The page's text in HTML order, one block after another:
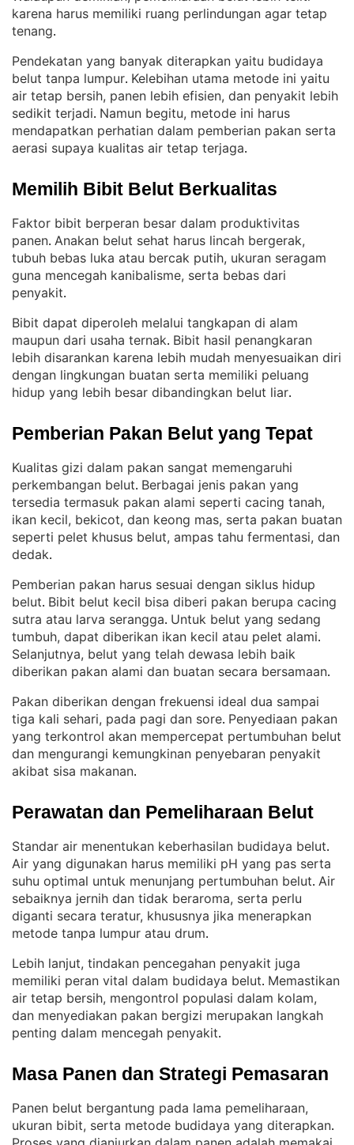
karena harus memiliki ruang perlindungan agar tetap
tenang.
Pendekatan yang banyak diterapkan yaitu budidaya
belut tanpa lumpur. Kelebihan utama metode ini yaitu
air tetap bersih, panen lebih efisien, dan penyakit lebih
sedikit terjadi. Namun begitu, metode ini harus
mendapatkan perhatian dalam pemberian pakan serta
aerasi supaya kualitas air tetap terjaga.
Memilih Bibit Belut Berkualitas
Faktor bibit berperan besar dalam produktivitas
panen. Anakan belut sehat harus lincah bergerak,
tubuh bebas luka atau bercak putih, ukuran seragam
guna mencegah kanibalisme, serta bebas dari
penyakit.
Bibit dapat diperoleh melalui tangkapan di alam
maupun dari usaha ternak. Bibit hasil penangkaran
lebih disarankan karena lebih mudah menyesuaikan diri
dengan lingkungan buatan serta memiliki peluang
hidup yang lebih besar dibandingkan belut liar.
Pemberian Pakan Belut yang Tepat
Kualitas gizi dalam pakan sangat memengaruhi
perkembangan belut. Berbagai jenis pakan yang
tersedia termasuk pakan alami seperti cacing tanah,
ikan kecil, bekicot, dan keong mas, serta pakan buatan
seperti pelet khusus belut, ampas tahu fermentasi, dan
dedak.
Pemberian pakan harus sesuai dengan siklus hidup
belut. Bibit belut kecil bisa diberi pakan berupa cacing
sutra atau larva serangga. Untuk belut yang sedang
tumbuh, dapat diberikan ikan kecil atau pelet alami
Selanjutnya, belut yang telah dewasa lebih baik
diberikan pakan alami dan buatan secara bersamaan.
Pakan diberikan dengan frekuensi ideal dua sampai
tiga kali sehari, pada pagi dan sore. Penyediaan pakan
yang terkontrol akan mempercepat pertumbuhan belut
dan mengurangi kemungkinan penyebaran penyakit
akibat sisa makanan.
Perawatan dan Pemeliharaan Belut
Standar air menentukan keberhasilan budidaya belut
Air yang digunakan harus memiliki pH yang pas serta
suhu optimal untuk menunjang pertumbuhan belut. Air
sebaiknya jernih dan tidak beraroma, serta perlu
diganti secara teratur, khususnya jika menerapkan
metode tanpa lumpur atau drum.
Lebih lanjut, tindakan pencegahan penyakit juga
memiliki peran vital dalam budidaya belut. Memastikan
air tetap bersih, mengontrol populasi dalam kolam,
dan menyediakan pakan bergizi merupakan langkah
penting dalam mencegah penyakit.
Masa Panen dan Strategi Pemasaran
Panen belut bergantung pada lama pemeliharaan,
ukuran bibit, serta metode budidaya yang diterapkan